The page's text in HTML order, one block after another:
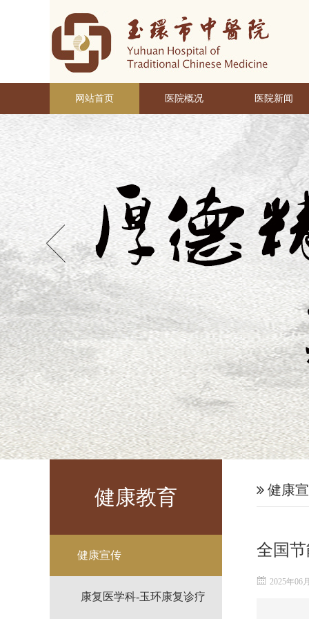
网站首页 医院概况 医院新闻
健康教育
健康宣传
康复医学科-玉环康复诊疗
健康
全国
2025年06